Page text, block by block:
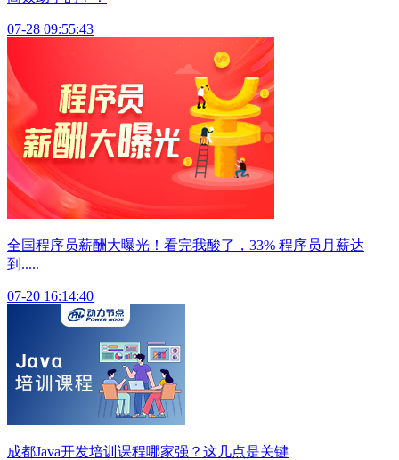
07-28 09:55:43
全国程序员薪酬大曝光！看完我酸了，33% 程序员月薪达
到.....
07-20 16:14:40
成都Java开发培训课程哪家强？这几点是关键